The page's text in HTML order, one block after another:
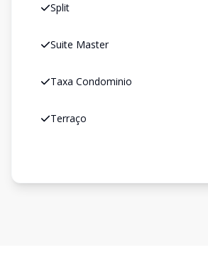
Split
Suite Master
Taxa Condominio
Terraço